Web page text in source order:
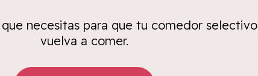
necesitas para que tu comedor selectivo
vuelva a comer.